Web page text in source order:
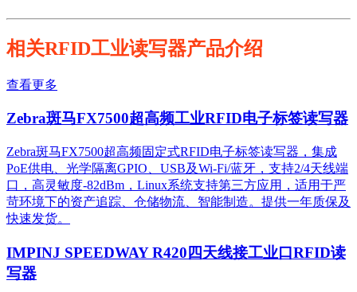
相关RFID工业读写器产品介绍
查看更多
Zebra斑马FX7500超高频工业RFID电子标签读写器
Zebra斑马FX7500超高频固定式RFID电子标签读写器，集成
PoE供电、光学隔离GPIO、USB及Wi-Fi/蓝牙，支持2/4天线端
口，高灵敏度-82dBm，Linux系统支持第三方应用，适用于严
苛环境下的资产追踪、仓储物流、智能制造。提供一年质保及
快速发货。
IMPINJ SPEEDWAY R420四天线接工业口RFID读
写器